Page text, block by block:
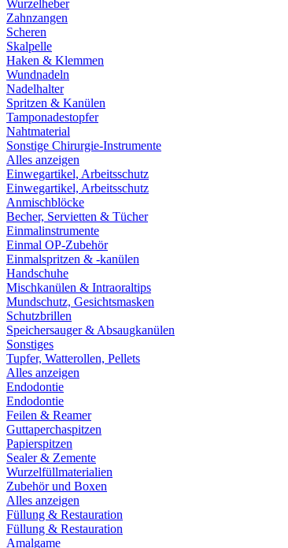
Wurzelheber
Zahnzangen
Scheren
Skalpelle
Haken & Klemmen
Wundnadeln
Nadelhalter
Spritzen & Kanülen
Tamponadestopfer
Nahtmaterial
Sonstige Chirurgie-Instrumente
Alles anzeigen
Einwegartikel, Arbeitsschutz
Einwegartikel, Arbeitsschutz
Anmischblöcke
Becher, Servietten & Tücher
Einmalinstrumente
Einmal OP-Zubehör
Einmalspritzen & -kanülen
Handschuhe
Mischkanülen & Intraoraltips
Mundschutz, Gesichtsmasken
Schutzbrillen
Speichersauger & Absaugkanülen
Sonstiges
Tupfer, Watterollen, Pellets
Alles anzeigen
Endodontie
Endodontie
Feilen & Reamer
Guttaperchaspitzen
Papierspitzen
Sealer & Zemente
Wurzelfüllmaterialien
Zubehör und Boxen
Alles anzeigen
Füllung & Restauration
Füllung & Restauration
Amalgame